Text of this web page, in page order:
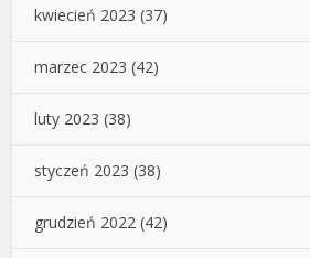
kwiecień 2023 (37)
marzec 2023 (42)
luty 2023 (38)
styczeń 2023 (38)
grudzień 2022 (42)